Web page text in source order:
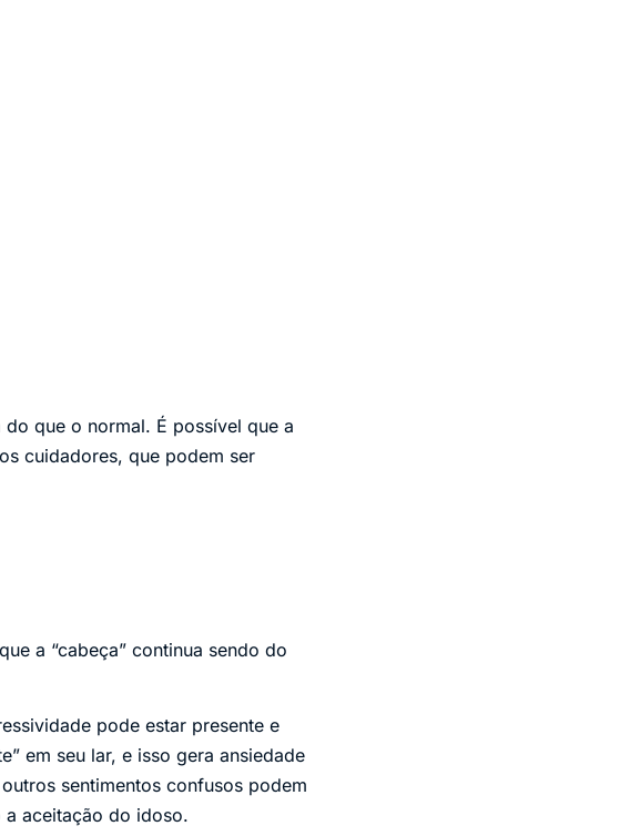
que o normal. É possível que a
cuidadores, que podem ser
a “cabeça” continua sendo do
pode estar presente e
em seu lar, e isso gera ansiedade
sentimentos confusos podem
aceitação do idoso.